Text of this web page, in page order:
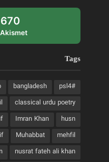
670 spam
Akismet
Tags
#psl4
bangladesh
classical urdu poetry
husn
Imran Khan
mehfil
Muhabbat
nusrat fateh ali khan